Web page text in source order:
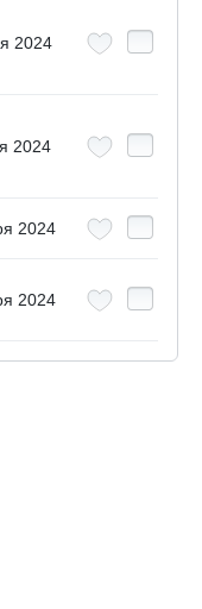
2024
2024
2024
2024